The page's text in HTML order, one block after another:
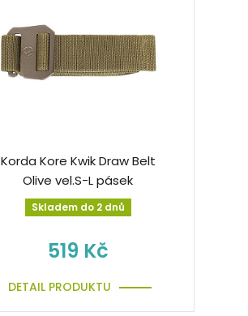
Korda Kore Kwik Draw Belt
Olive vel.S-L pásek
Skladem do 2 dnů
519 Kč
DETAIL PRODUKTU